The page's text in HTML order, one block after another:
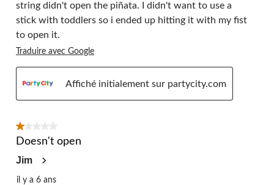
string didn't open the piñata. I didn't want to use a
stick with toddlers so i ended up hitting it with my fist
to open it.
Traduire avec Google
Affiché initialement sur partycity.com
1 étoile(s) sur 5.
Doesn't open
Jim
il y a 6 ans